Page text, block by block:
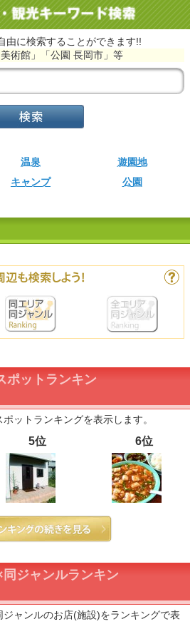
由に検索することができます!!
術館」「公園 長岡市」等
温泉
遊園地
キャンプ 公園
ポットランキン
ットランキングを表示します。
5位 6位
ジャンルランキン
ャンルのお店(施設)をランキングで表